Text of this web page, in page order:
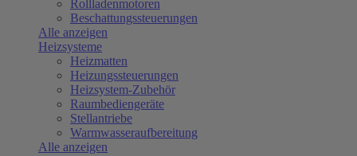
Rollladenmotoren
Beschattungssteuerungen
Alle anzeigen
Heizsysteme
Heizmatten
Heizungssteuerungen
Heizsystem-Zubehör
Raumbediengeräte
Stellantriebe
Warmwasseraufbereitung
Alle anzeigen